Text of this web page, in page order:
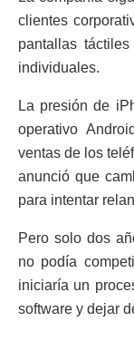
clientes
pantallas
individuales.
La presión de
operativo
ventas de los
anunció que
para intentar
Pero solo dos
no podía
iniciaría un
software y dejar